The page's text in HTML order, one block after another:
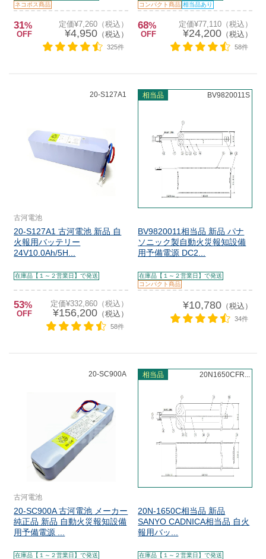
ネコポス商品
31%
OFF
定価¥7,260（税込）
¥4,950（税込）
325件
コンパクト商品 相当品あり
68%
OFF
定価¥77,110（税込）
¥24,200（税込）
58件
20-S127A1
古河電池
20-S127A1 古河電池 新品 自
火報用バッテリー
24V10.0Ah/5H...
在庫品【１～２営業日】で発送
53%
OFF
定価¥332,860（税込）
¥156,200（税込）
58件
相当品 BV9820011S
BV9820011相当品 新品 パナ
ソニック製自動火災報知設備
用予備電源 DC2...
在庫品【１～２営業日】で発送
コンパクト商品
¥10,780（税込）
34件
20-SC900A
古河電池
20-SC900A 古河電池 メーカー
純正品 新品 自動火災報知設備
用予備電源 ...
在庫品【１～２営業日】で発送
相当品 20N1650CFR...
20N-1650C相当品 新品
SANYO CADNICA相当品 自火
報用バッ...
在庫品【１～２営業日】で発送